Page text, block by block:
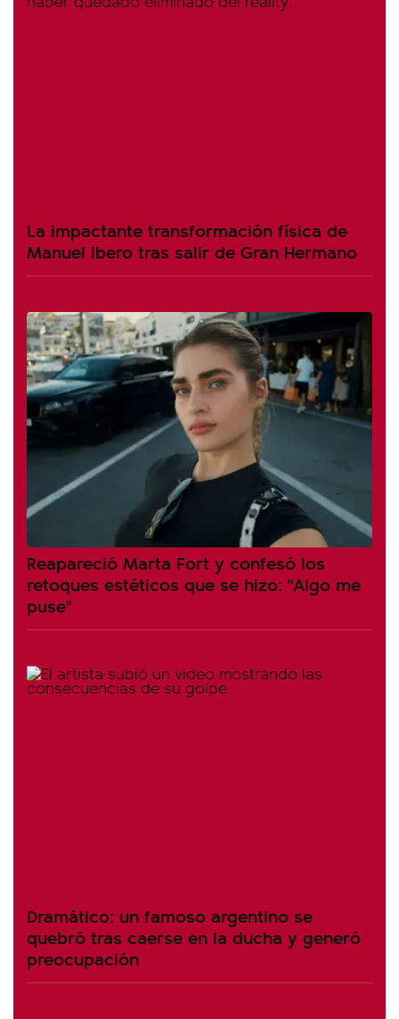
La impactante transformación física de
Manuel Ibero tras salir de Gran Hermano
Reapareció Marta Fort y confesó los
retoques estéticos que se hizo: "Algo me
puse"
Dramático: un famoso argentino se
quebró tras caerse en la ducha y generó
preocupación